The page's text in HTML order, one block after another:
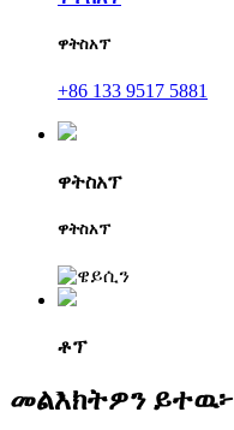
ዋትስአፕ
+86 133 9517 5881
ዋትስአፕ
ዋትስአፕ
ቶፕ
መልእክትዎን ይተዉ፦